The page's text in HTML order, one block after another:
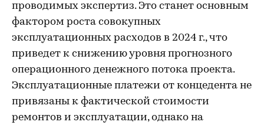
проводимых экспертиз. Это станет основным
фактором роста совокупных
эксплуатационных расходов в 2024 г., что
приведет к снижению уровня прогнозного
операционного денежного потока проекта.
Эксплуатационные платежи от концедента не
привязаны к фактической стоимости
ремонтов и эксплуатации, однако на